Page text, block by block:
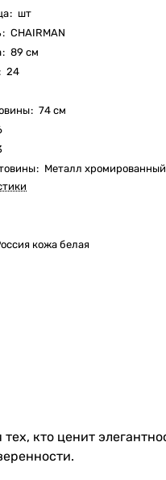
: шт
: CHAIRMAN
: 89 см
24
: 74 см
: Металл
кожа белая
кто ценит